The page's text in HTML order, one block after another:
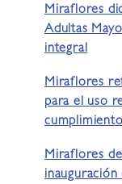
Miraflores
Adultas
integral
Miraflores
para el uso
Miraflores
inauguración